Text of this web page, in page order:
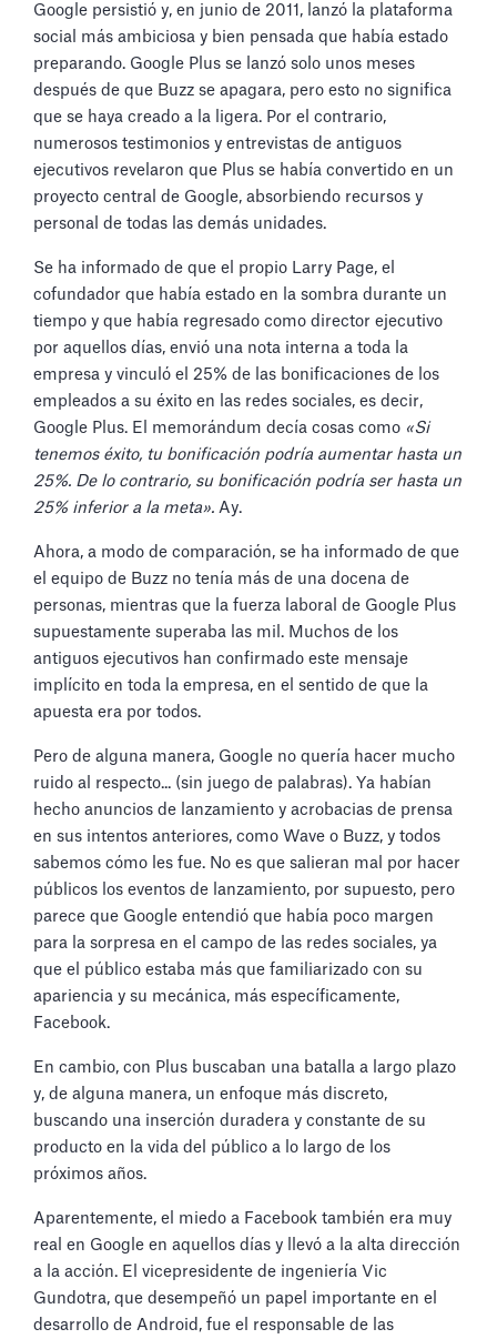
Google persistió y, en junio de 2011, lanzó la plataforma
social más ambiciosa y bien pensada que había estado
preparando. Google Plus se lanzó solo unos meses
después de que Buzz se apagara, pero esto no significa
que se haya creado a la ligera. Por el contrario,
numerosos testimonios y entrevistas de antiguos
ejecutivos revelaron que Plus se había convertido en un
proyecto central de Google, absorbiendo recursos y
personal de todas las demás unidades.
Se ha informado de que el propio Larry Page, el
cofundador que había estado en la sombra durante un
tiempo y que había regresado como director ejecutivo
por aquellos días, envió una nota interna a toda la
empresa y vinculó el 25% de las bonificaciones de los
empleados a su éxito en las redes sociales, es decir,
Google Plus. El memorándum decía cosas como «Si
tenemos éxito, tu bonificación podría aumentar hasta un
25%. De lo contrario, su bonificación podría ser hasta un
25% inferior a la meta». Ay.
Ahora, a modo de comparación, se ha informado de que
el equipo de Buzz no tenía más de una docena de
personas, mientras que la fuerza laboral de Google Plus
supuestamente superaba las mil. Muchos de los
antiguos ejecutivos han confirmado este mensaje
implícito en toda la empresa, en el sentido de que la
apuesta era por todos.
Pero de alguna manera, Google no quería hacer mucho
ruido al respecto... (sin juego de palabras). Ya habían
hecho anuncios de lanzamiento y acrobacias de prensa
en sus intentos anteriores, como Wave o Buzz, y todos
sabemos cómo les fue. No es que salieran mal por hacer
públicos los eventos de lanzamiento, por supuesto, pero
parece que Google entendió que había poco margen
para la sorpresa en el campo de las redes sociales, ya
que el público estaba más que familiarizado con su
apariencia y su mecánica, más específicamente,
Facebook.
En cambio, con Plus buscaban una batalla a largo plazo
y, de alguna manera, un enfoque más discreto,
buscando una inserción duradera y constante de su
producto en la vida del público a lo largo de los
próximos años.
Aparentemente, el miedo a Facebook también era muy
real en Google en aquellos días y llevó a la alta dirección
a la acción. El vicepresidente de ingeniería Vic
Gundotra, que desempeñó un papel importante en el
desarrollo de Android, fue el responsable de las